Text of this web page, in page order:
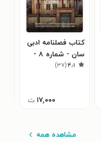
کتاب فصلنامه ادبی
سان - شماره ۸ -
بهار ۱۴۰۰۴٫۱(۳۷)
۱۷,۰۰۰ ت
مشاهده همه